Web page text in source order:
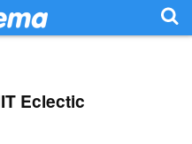
Eclectic